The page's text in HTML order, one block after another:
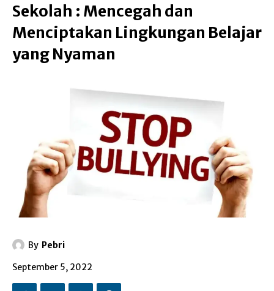
Sekolah : Mencegah dan
Menciptakan Lingkungan Belajar
yang Nyaman
By Pebri
September 5, 2022